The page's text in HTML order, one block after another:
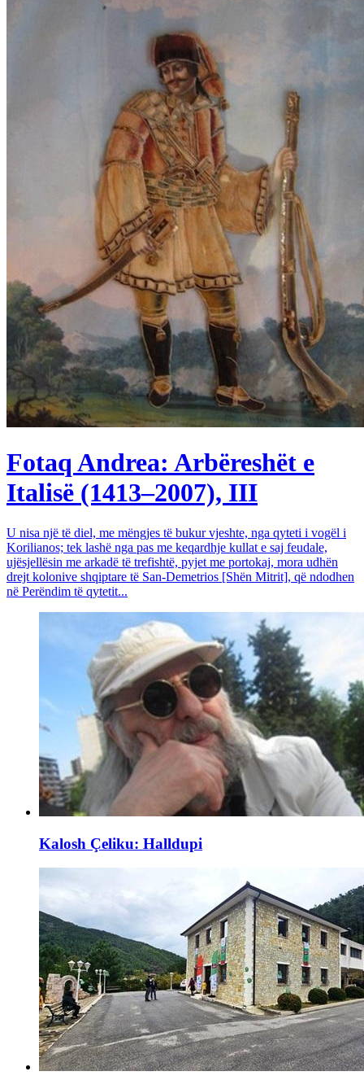
Fotaq Andrea: Arbëreshët e
Italisë (1413–2007), III
U nisa një të diel, me mëngjes të bukur vjeshte, nga qyteti i vogël i
Korilianos; tek lashë nga pas me keqardhje kullat e saj feudale,
ujësjellësin me arkadë të trefishtë, pyjet me portokaj, mora udhën
drejt kolonive shqiptare të San-Demetrios [Shën Mitrit], që ndodhen
në Perëndim të qytetit...
Kalosh Çeliku: Halldupi